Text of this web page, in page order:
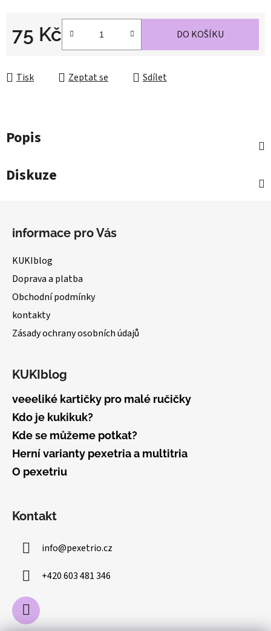
75 Kč DO KOŠÍKU
Tisk Zeptat se Sdílet
Popis
Diskuze
informace pro Vás
KUKIblog
Doprava a platba
Obchodní podmínky
kontakty
Zásady ochrany osobních údajů
KUKIblog
veeeliké kartičky pro malé ručičky
Kdo je kukikuk?
Kde se můžeme potkat?
Herní varianty pexetria a multitria
O pexetriu
Kontakt
info@pexetrio.cz
+420 603 481 346